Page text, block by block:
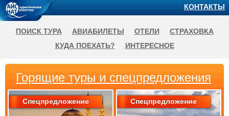
Горящие туры и спецпредложения
Спецпредложение Спецпредложение
КОНТАКТЫ
ПОИСК ТУРА АВИАБИЛЕТЫ ОТЕЛИ
СТРАХОВКА
КУДА ПОЕХАТЬ?
ИНТЕРЕСНОЕ